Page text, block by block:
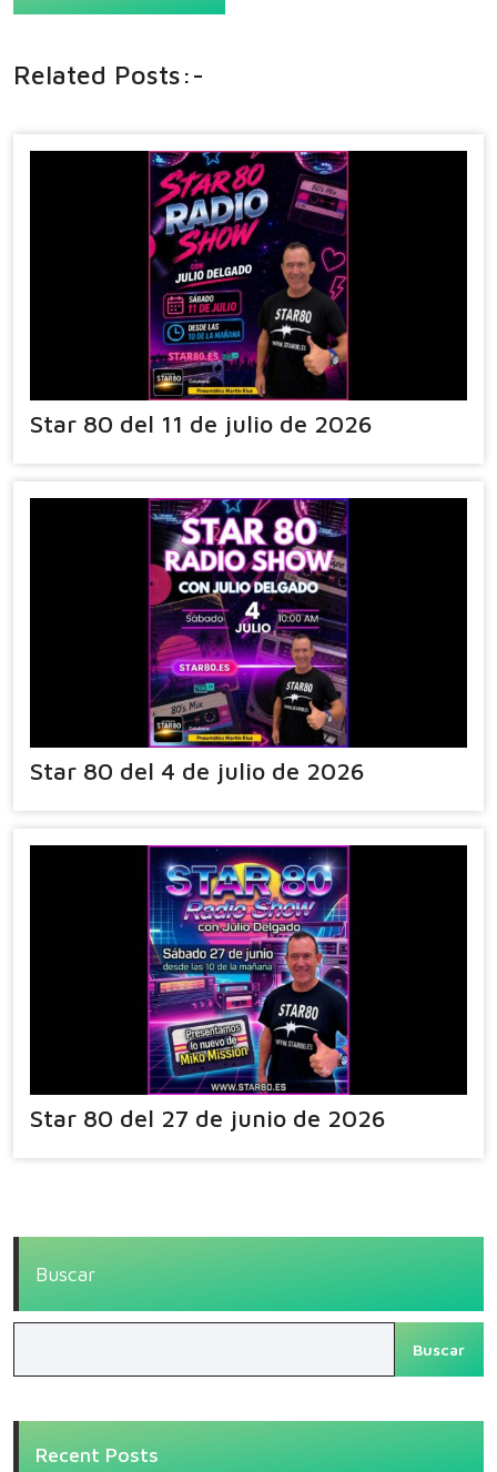
Related Posts:-
Star 80 del 11 de julio de 2026
Star 80 del 4 de julio de 2026
Star 80 del 27 de junio de 2026
Buscar
Buscar
Recent Posts